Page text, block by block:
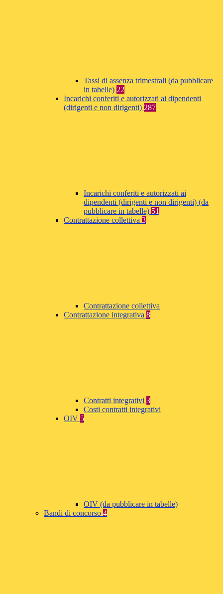
Tassi di assenza trimestrali (da pubblicare
in tabelle) 22
Incarichi conferiti e autorizzati ai dipendenti
(dirigenti e non dirigenti) 287
Incarichi conferiti e autorizzati ai
dipendenti (dirigenti e non dirigenti) (da
pubblicare in tabelle) 51
Contrattazione collettiva 3
Contrattazione collettiva
Contrattazione integrativa 8
Contratti integrativi 3
Costi contratti integrativi
OIV 5
OIV (da pubblicare in tabelle)
Bandi di concorso 4